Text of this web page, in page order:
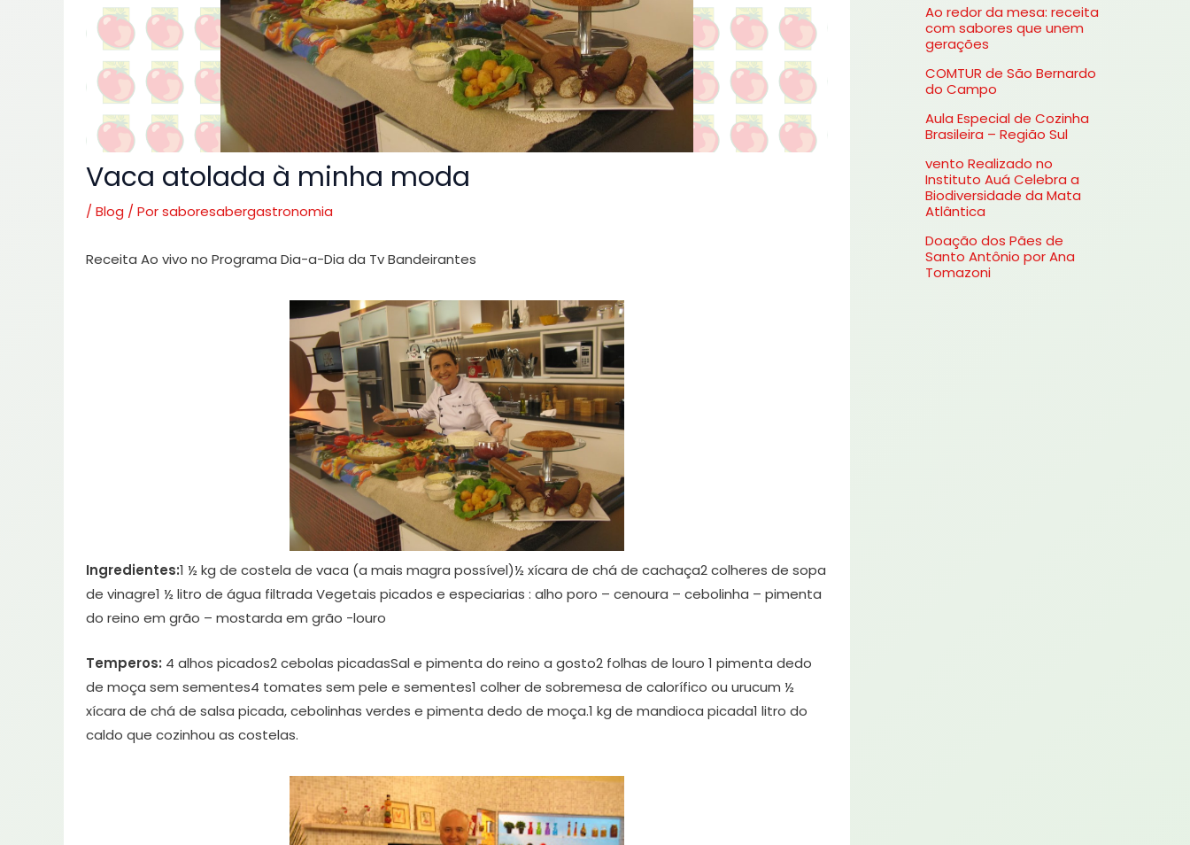
Vaca atolada à minha moda
/ Blog / Porsaboresabergastronomia
Receita Ao vivo no Programa Dia-a-Dia da Tv Bandeirantes
Ingredientes:1 ½ kg de costela de vaca (a mais magra possível)½ xícara de chá de cachaça2 colheres de sopa
de vinagre1 ½ litro de água filtrada Vegetais picados e especiarias : alho poro – cenoura – cebolinha – pimenta
do reino em grão – mostarda em grão -louro
Temperos: 4 alhos picados2 cebolas picadasSal e pimenta do reino a gosto2 folhas de louro 1 pimenta dedo
de moça sem sementes4 tomates sem pele e sementes1 colher de sobremesa de calorífico ou urucum ½
xícara de chá de salsa picada, cebolinhas verdes e pimenta dedo de moça.1 kg de mandioca picada1 litro do
caldo que cozinhou as costelas.
s
a
r
o
:
Ao redor da mesa: receita
com sabores que unem
gerações
COMTUR de São Bernardo
do Campo
Aula Especial de Cozinha
Brasileira – Região Sul
vento Realizado no
Instituto Auá Celebra a
Biodiversidade da Mata
Atlântica
Doação dos Pães de
Santo Antônio por Ana
Tomazoni